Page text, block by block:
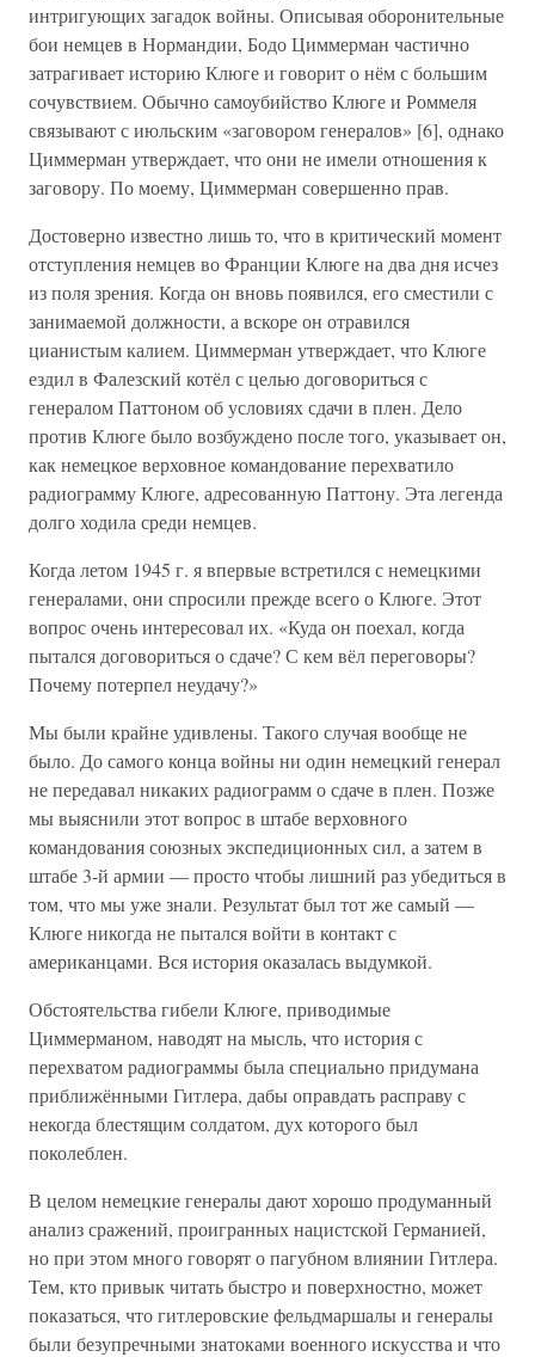
интригующих загадок войны. Описывая оборонительные
бои немцев в Нормандии, Бодо Циммерман частично
затрагивает историю Клюге и говорит о нём с большим
сочувствием. Обычно самоубийство Клюге и Роммеля
связывают с июльским «заговором генералов» [6], однако
Циммерман утверждает, что они не имели отношения к
заговору. По моему, Циммерман совершенно прав.
Достоверно известно лишь то, что в критический момент
отступления немцев во Франции Клюге на два дня исчез
из поля зрения. Когда он вновь появился, его сместили с
занимаемой должности, а вскоре он отравился
цианистым калием. Циммерман утверждает, что Клюге
ездил в Фалезский котёл с целью договориться с
генералом Паттоном об условиях сдачи в плен. Дело
против Клюге было возбуждено после того, указывает он,
как немецкое верховное командование перехватило
радиограмму Клюге, адресованную Паттону. Эта легенда
долго ходила среди немцев.
Когда летом 1945 г. я впервые встретился с немецкими
генералами, они спросили прежде всего о Клюге. Этот
вопрос очень интересовал их. «Куда он поехал, когда
пытался договориться о сдаче? С кем вёл переговоры?
Почему потерпел неудачу?»
Мы были крайне удивлены. Такого случая вообще не
было. До самого конца войны ни один немецкий генерал
не передавал никаких радиограмм о сдаче в плен. Позже
мы выяснили этот вопрос в штабе верховного
командования союзных экспедиционных сил, а затем в
штабе 3-й армии — просто чтобы лишний раз убедиться в
том, что мы уже знали. Результат был тот же самый —
Клюге никогда не пытался войти в контакт с
американцами. Вся история оказалась выдумкой.
Обстоятельства гибели Клюге, приводимые
Циммерманом, наводят на мысль, что история с
перехватом радиограммы была специально придумана
приближёнными Гитлера, дабы оправдать расправу с
некогда блестящим солдатом, дух которого был
поколеблен.
В целом немецкие генералы дают хорошо продуманный
анализ сражений, проигранных нацистской Германией,
но при этом много говорят о пагубном влиянии Гитлера.
Тем, кто привык читать быстро и поверхностно, может
показаться, что гитлеровские фельдмаршалы и генералы
были безупречными знатоками военного искусства и что